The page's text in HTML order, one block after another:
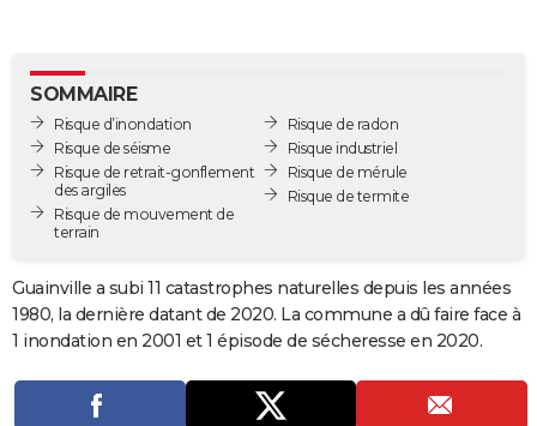
GUIDES D'ACHAT
BONS PLANS
CARTE DE VOEUX
Carte de Noël
Carte Bonne année
Carte Saint-Valentin
Carte Pâques
Carte d'anniversaire
DICTIONNAIRE
COPAINS D'AVANT
SOMMAIRE
Risque d’inondation
Risque de séisme
Risque de retrait-gonflement
des argiles
Risque de mouvement de
terrain
Risque de radon
Risque industriel
Risque de mérule
Risque de termite
Guainville a subi 11 catastrophes naturelles depuis les années
1980, la dernière datant de 2020. La commune a dû faire face à
1 inondation en 2001 et 1 épisode de sécheresse en 2020.